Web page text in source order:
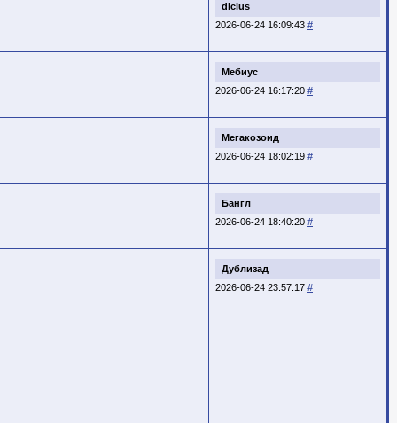
dicius
2026-06-24 16:09:43 #
Мебиус
2026-06-24 16:17:20 #
Мегакозоид
2026-06-24 18:02:19 #
Бангл
2026-06-24 18:40:20 #
Дублизад
2026-06-24 23:57:17 #